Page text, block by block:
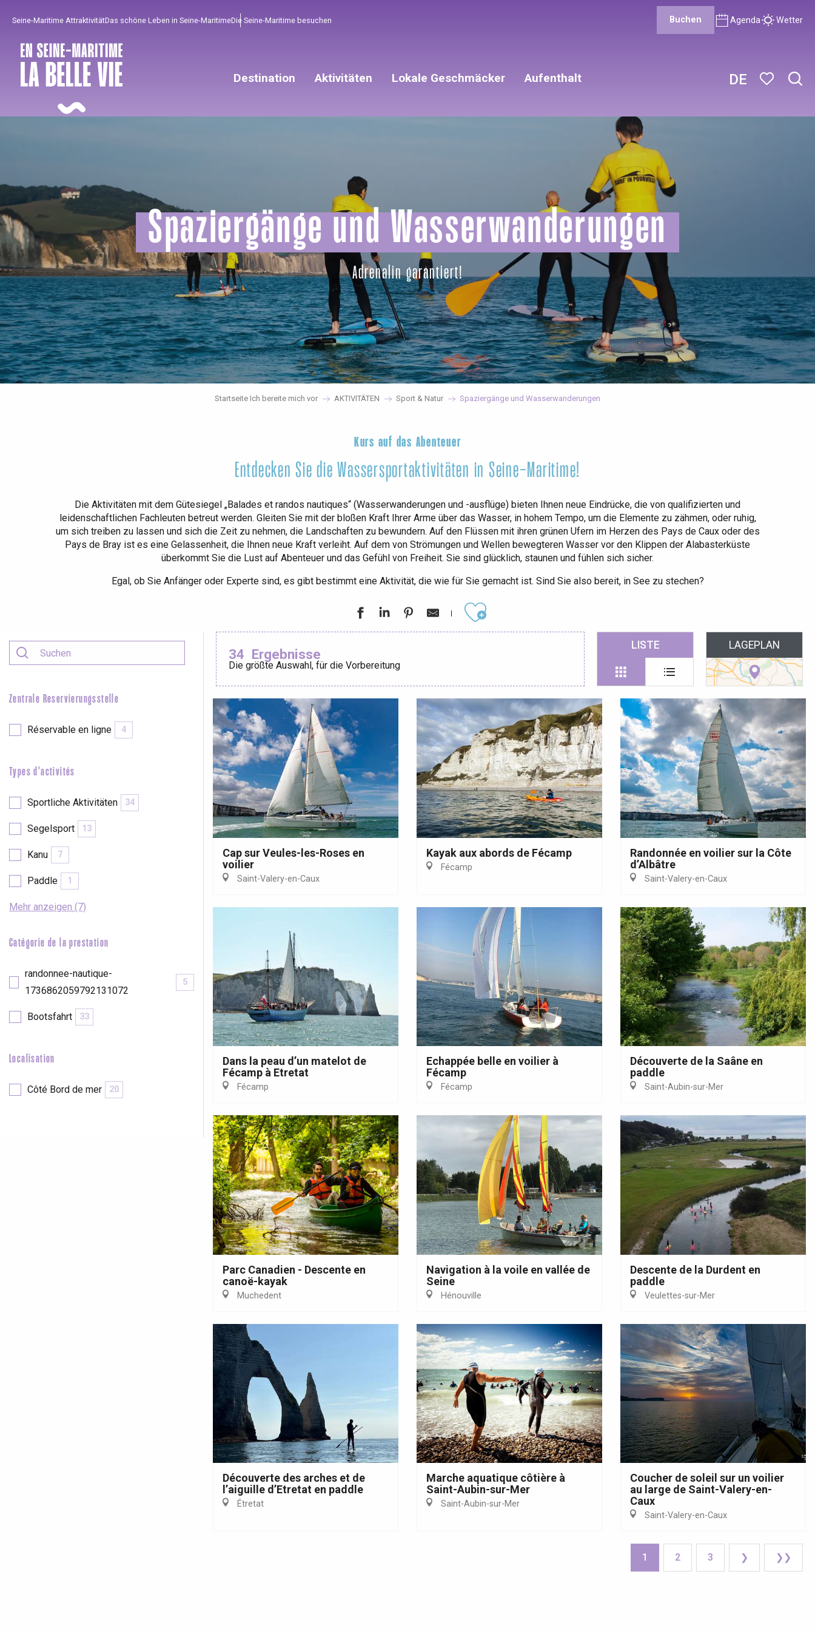
principal
DE
Seine-Maritime AttraktivitätDas schöne Leben in Seine-MaritimeDie Seine-Maritime besuchen Buchen Agenda Wetter
Destination
Seine
Duclair
Val-de-Scie
Forges-les-Eaux
Valery-en-Caux
Criel-sur-Mer
Le Tréport
Neufchâtel-en-Bray
Paris 1h30
Aktivitäten
Um zu profitieren
Die gesamte Agenda
Frühling
Wenn es regnet
Mit den Kindern
Unter Freunden
Lokale Geschmäcker
Unumgänglich
Trendige Orte
Bester Brunch
Restaurants mit
Aussicht
Aufenthalt
Gut aus der Heimat !
Aufenthalte am Meer
Aufenthalte mit dem
Zug
Fahrradaufenthalte
Spaziergänge und Wasserwanderungen
Adrenalin garantiert!
Startseite Ich bereite mich vor AKTIVITÄTEN Sport & Natur Spaziergänge und Wasserwanderungen
Kurs auf das Abenteuer
Entdecken Sie die Wassersportaktivitäten in Seine-Maritime!
Die Aktivitäten mit dem Gütesiegel „Balades et randos nautiques“ (Wasserwanderungen und -ausflüge) bieten Ihnen neue Eindrücke, die von qualifizierten und
leidenschaftlichen Fachleuten betreut werden. Gleiten Sie mit der bloßen Kraft Ihrer Arme über das Wasser, in hohem Tempo, um die Elemente zu zähmen, oder ruhig,
um sich treiben zu lassen und sich die Zeit zu nehmen, die Landschaften zu bewundern. Auf den Flüssen mit ihren grünen Ufern im Herzen des Pays de Caux oder des
Pays de Bray ist es eine Gelassenheit, die Ihnen neue Kraft verleiht. Auf dem von Strömungen und Wellen bewegteren Wasser vor den Klippen der Alabasterküste
überkommt Sie die Lust auf Abenteuer und das Gefühl von Freiheit. Sie sind glücklich, staunen und fühlen sich sicher.
Egal, ob Sie Anfänger oder Experte sind, es gibt bestimmt eine Aktivität, die wie für Sie gemacht ist. Sind Sie also bereit, in See zu stechen?
Ajouter aux favoris
Zentrale Reservierungsstelle
Réservable en ligne 4
Types d'activités
Sportliche Aktivitäten 34
Segelsport 13
Kanu 7
Paddle 1
Mehr anzeigen (7)
Catégorie de la prestation
randonnee-nautique-
1736862059792131072
5
Bootsfahrt 33
Localisation
Côté Bord de mer 20
34 Ergebnisse
Die größte Auswahl, für die Vorbereitung
LISTE LAGEPLAN
Cap sur Veules-les-Roses en
voilier
Saint-Valery-en-Caux
Kayak aux abords de Fécamp
Fécamp
Randonnée en voilier sur la Côte
d’Albâtre
Saint-Valery-en-Caux
Dans la peau d’un matelot de
Fécamp à Etretat
Fécamp
Echappée belle en voilier à
Fécamp
Fécamp
Découverte de la Saâne en
paddle
Saint-Aubin-sur-Mer
Parc Canadien - Descente en
canoë-kayak
Muchedent
Navigation à la voile en vallée de
Seine
Hénouville
Descente de la Durdent en
paddle
Veulettes-sur-Mer
Découverte des arches et de
l’aiguille d’Etretat en paddle
Étretat
Marche aquatique côtière à
Saint-Aubin-sur-Mer
Saint-Aubin-sur-Mer
Coucher de soleil sur un voilier
au large de Saint-Valery-en-
Caux
Saint-Valery-en-Caux
1 2 3 ❯ ❯❯